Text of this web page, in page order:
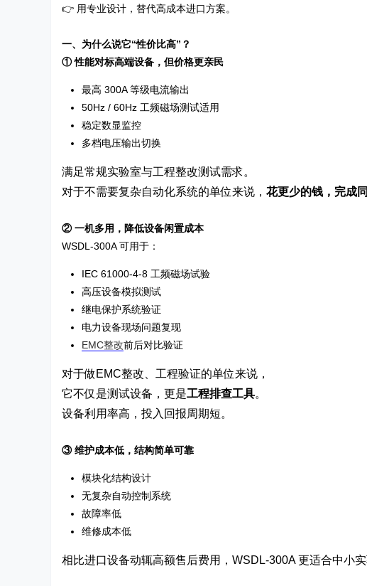
👉 用专业设计，替代高成本进口方案。
一、为什么说它“性价比高”？
① 性能对标高端设备，但价格更亲民
最高 300A 等级电流输出
50Hz / 60Hz 工频磁场测试适用
稳定数显监控
多档电压输出切换
满足常规实验室与工程整改测试需求。
对于不需要复杂自动化系统的单位来说， 花更少的钱，完成
② 一机多用，降低设备闲置成本
WSDL-300A 可用于：
IEC 61000-4-8 工频磁场试验
高压设备模拟测试
继电保护系统验证
电力设备现场问题复现
EMC整改前后对比验证
对于做EMC整改、工程验证的单位来说，
它不仅是测试设备，更是工程排查工具。
设备利用率高，投入回报周期短。
③ 维护成本低，结构简单可靠
模块化结构设计
无复杂自动控制系统
故障率低
维修成本低
相比进口设备动辄高额售后费用，WSDL-300A 更适合中小